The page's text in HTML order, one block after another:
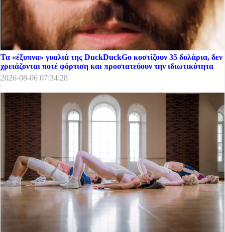
Τα «έξυπνα» γυαλιά της DuckDuckGo κοστίζουν 35 δολάρια, δεν
χρειάζονται ποτέ φόρτιση και προστατεύουν την ιδιωτικότητα
2026-08-06 07:34:28